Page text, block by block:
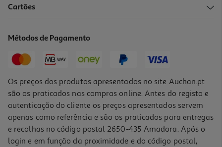
12,20 € PVP de editor
-10%
Cartões
Métodos de Pagamento
Os preços dos produtos apresentados no site Auchan.pt
são os praticados nas compras online. Antes do registo e
autenticação do cliente os preços apresentados servem
apenas como referência e são os praticados para entregas
e recolhas no código postal 2650-435 Amadora. Após o
login e em função da proximidade e do código postal,